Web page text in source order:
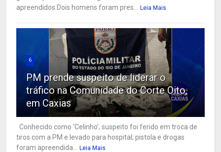
apreendidos Dois homens foram pres...
Leia Mais
6
PM prende suspeito de liderar o
tráfico na Comunidade do Corte Oito,
em Caxias
Conhecido como 'Celinho', suspeito foi ferido em troca de
tiros com a PM e levado para hospital; pistola e drogas
foram apreendida...
Leia Mais